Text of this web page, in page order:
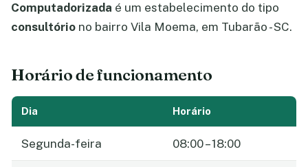
Computadorizada é um estabelecimento do tipo
consultório no bairro Vila Moema, em Tubarão - SC.
Horário de funcionamento
Dia Horário
Segunda-feira 08:00 – 18:00